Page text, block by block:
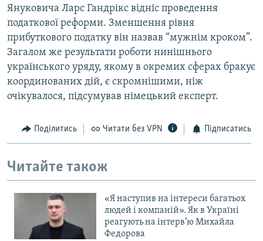
Януковича Ларс Гандрікс відніс проведення
податкової реформи. Зменшення рівня
прибуткового податку він назвав “мужнім кроком”.
Загалом же результати роботи нинішнього
українського уряду, якому в окремих сферах бракує
координованих дій, є скромнішими, ніж
очікувалося, підсумував німецький експерт.
Поділитись Читати без VPN Підписатись
Читайте також
«Я наступив на інтереси багатьох
людей і компаній». Як в Україні
реагують на інтерв’ю Михайла
Федорова